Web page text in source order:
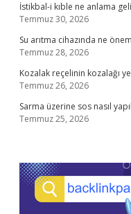
İstikbal-i kıble ne anlama
Temmuz 30, 2026
Su arıtma cihazında ne
Temmuz 28, 2026
Kozalak reçelinin kozalağı
Temmuz 26, 2026
Sarma üzerine sos nasıl
Temmuz 25, 2026